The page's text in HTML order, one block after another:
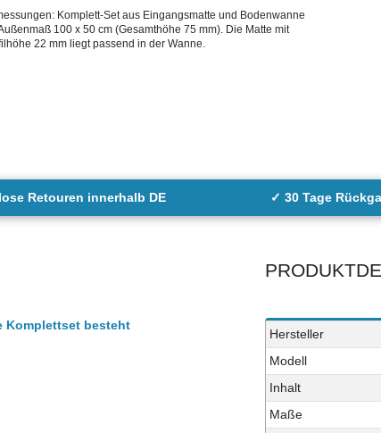
Komplett-Set aus Eingangsmatte und Bodenwanne
100 x 50 cm (Gesamthöhe 75 mm). Die Matte mit
22 mm liegt passend in der Wanne.
Retouren innerhalb DE ✓ 30 Tage
Komplettset besteht
Technisches
Merkmal
Wert
Hersteller
Modell
Inhalt
Maße